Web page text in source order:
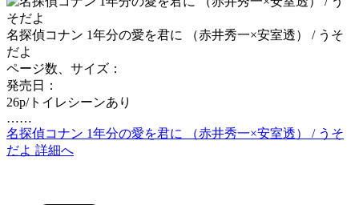
名探偵コナン 1年分の愛を君に （赤井秀一×安室透） / うそ
だよ
ページ数、サイズ：
発売日：
26p/トイレシーンあり
……
名探偵コナン 1年分の愛を君に （赤井秀一×安室透） / うそ
だよ 詳細へ